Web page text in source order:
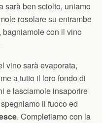
sarà ben sciolto, uniamo
rosolare su entrambe
con il vino
vino sarà evaporata,
a tutto il loro fondo di
e lasciamole insaporire
il fuoco ed
. Completiamo con la